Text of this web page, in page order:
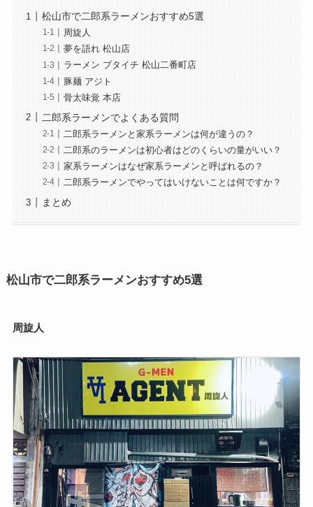
松山市で二郎系ラーメンおすすめ5選
周旋人
夢を語れ 松山店
ラーメン ブタイチ 松山二番町店
豚麺 アジト
骨太味覚 本店
二郎系ラーメンでよくある質問
二郎系ラーメンと家系ラーメンは何が違うの？
二郎系のラーメンは初心者はどのくらいの量がいい？
家系ラーメンはなぜ家系ラーメンと呼ばれるの？
二郎系ラーメンでやってはいけないことは何ですか？
まとめ
松山市で二郎系ラーメンおすすめ5選
周旋人